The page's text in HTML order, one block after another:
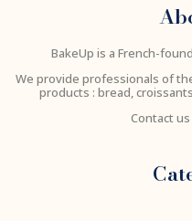
BakeUp is a French-
We provide professionals of
products : bread,
Contact